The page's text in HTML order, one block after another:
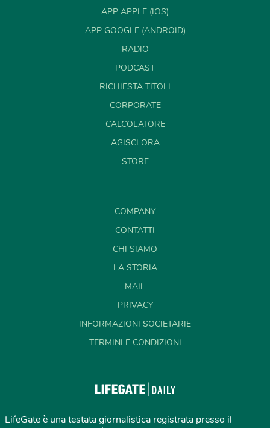
APP APPLE (IOS)
APP GOOGLE (ANDROID)
RADIO
PODCAST
RICHIESTA TITOLI
CORPORATE
CALCOLATORE
AGISCI ORA
STORE
COMPANY
CONTATTI
CHI SIAMO
LA STORIA
MAIL
PRIVACY
INFORMAZIONI SOCIETARIE
TERMINI E CONDIZIONI
LifeGate è una testata giornalistica registrata presso il